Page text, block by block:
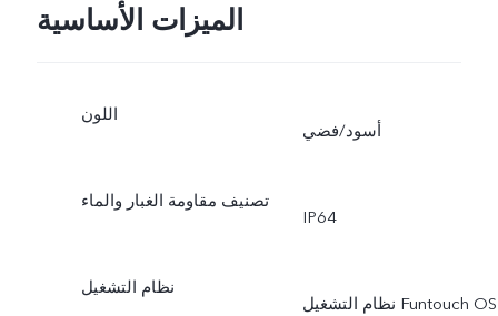
الميزات الأساسية
اللون
أسود/فضي
تصنيف مقاومة الغبار والماء
IP64
نظام التشغيل
نظام التشغيل Funtouch OS